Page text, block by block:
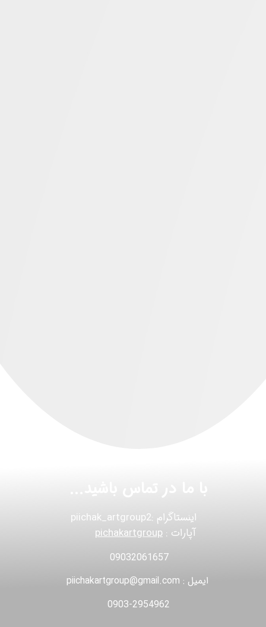
اینستاگرام :piichak_artgroup2
آپارات : pichakartgroup
ایمیل : piichakartgroup@gmail.com
09032061657
0903-2954962